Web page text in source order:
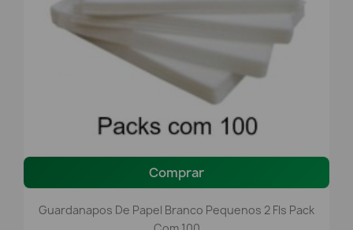
Comprar
Guardanapos De Papel Branco Pequenos 2 Fls Pack